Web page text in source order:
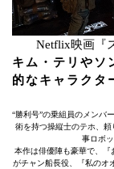
Netflix映画『
キム・テリやソ
的なキャラクタ
“勝利号”の乗組員のメンバ
術を持つ操縦士のテホ、
事ロボ
本作は俳優陣も豪華で、
がチャン船長役、『私のオ